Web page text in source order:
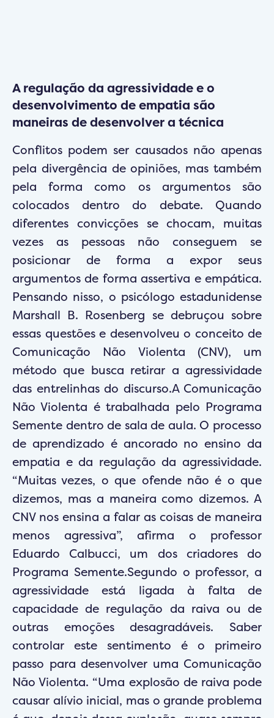
A regulação da agressividade e o
desenvolvimento de empatia são
maneiras de desenvolver a técnica
Conflitos podem ser causados não apenas
pela divergência de opiniões, mas também
pela forma como os argumentos são
colocados dentro do debate. Quando
diferentes convicções se chocam, muitas
vezes as pessoas não conseguem se
posicionar de forma a expor seus
argumentos de forma assertiva e empática.
Pensando nisso, o psicólogo estadunidense
Marshall B. Rosenberg se debruçou sobre
essas questões e desenvolveu o conceito de
Comunicação Não Violenta (CNV), um
método que busca retirar a agressividade
das entrelinhas do discurso.A Comunicação
Não Violenta é trabalhada pelo Programa
Semente dentro de sala de aula. O processo
de aprendizado é ancorado no ensino da
empatia e da regulação da agressividade.
“Muitas vezes, o que ofende não é o que
dizemos, mas a maneira como dizemos. A
CNV nos ensina a falar as coisas de maneira
menos agressiva”, afirma o professor
Eduardo Calbucci, um dos criadores do
Programa Semente.Segundo o professor, a
agressividade está ligada à falta de
capacidade de regulação da raiva ou de
outras emoções desagradáveis. Saber
controlar este sentimento é o primeiro
passo para desenvolver uma Comunicação
Não Violenta. “Uma explosão de raiva pode
causar alívio inicial, mas o grande problema